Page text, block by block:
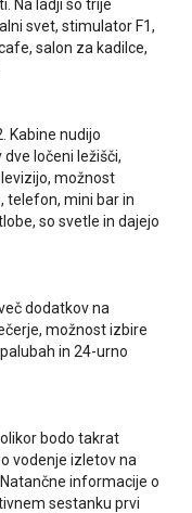
Na ladji so trije
svet, stimulator F1,
salon za kadilce,
Kabine nudijo
ločeni ležišči,
možnost
telefon, mini bar in
so svetle in dajejo
dodatkov na
možnost izbire
in 24-urno
bodo takrat
vodenje izletov na
informacije o
sestanku prvi